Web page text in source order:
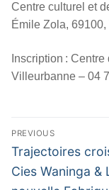
Centre culturel et
Émile Zola,
Inscription :
Villeurbanne – 04
Navigation
de
l’article
PREVIOUS
Previous
post:
Trajectoires
Cies Waninga &